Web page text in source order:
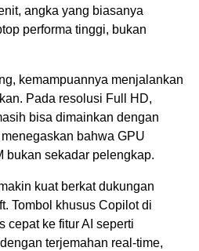
angka yang biasanya
performa tinggi, bukan
kemampuannya menjalankan
Pada resolusi Full HD,
bisa dimainkan dengan
bahwa GPU
bukan sekadar pelengkap.
kuat berkat dukungan
Tombol khusus Copilot di
cepat ke fitur AI seperti
terjemahan real-time,